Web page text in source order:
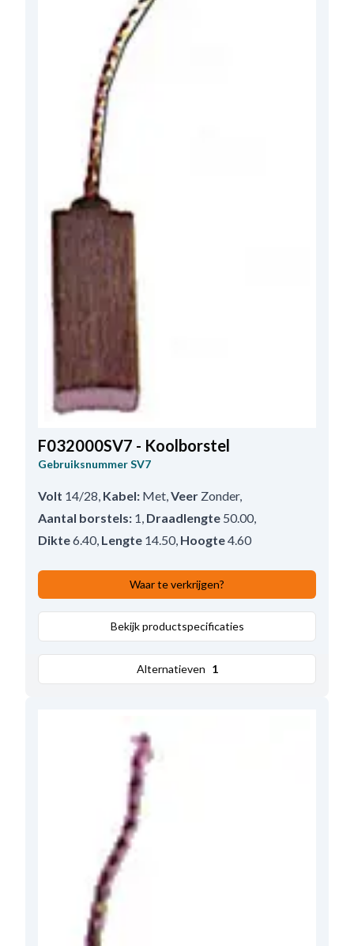
F032000SV7 - Koolborstel
GebruiksnummerSV7
Volt 14/28 Kabel: Met Veer Zonder,
Aantal borstels: 1 Draadlengte 50.00,
Dikte6.40, Lengte 14.50, Hoogte4.60
Waar te verkrijgen?
Bekijk productspecificaties
Alternatieven 1